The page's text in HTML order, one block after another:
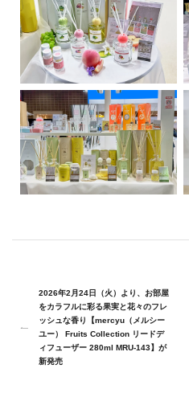
2026年2月24日（火）より、お部屋
をカラフルに彩る果実と花々のフレ
ッシュな香り【mercyu（メルシー
ユー） Fruits Collection リードデ
ィフューザー 280ml MRU-143】が
新発売